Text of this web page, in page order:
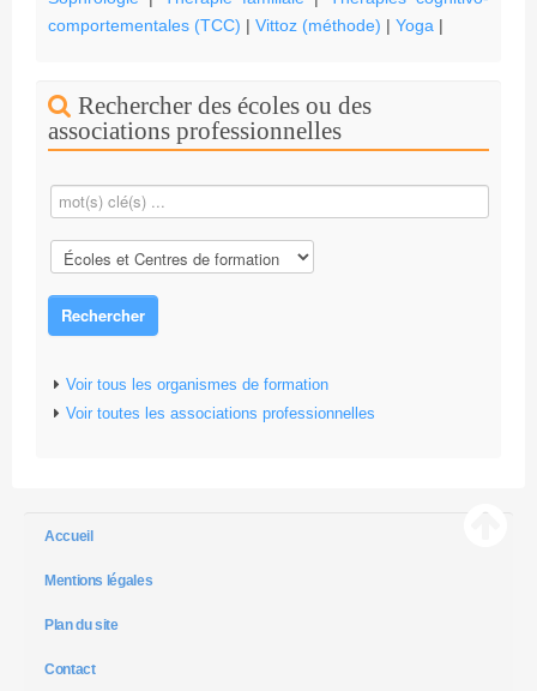
comportementales (TCC) | Vittoz (méthode) | Yoga |
Rechercher des écoles ou des
associations professionnelles
Rechercher
Voir tous les organismes de formation
Voir toutes les associations professionnelles
Accueil
Mentions légales
Plan du site
Contact